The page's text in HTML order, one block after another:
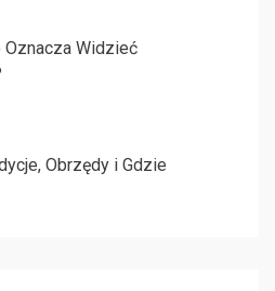
Oznacza Widzieć
Obrzędy i Gdzie